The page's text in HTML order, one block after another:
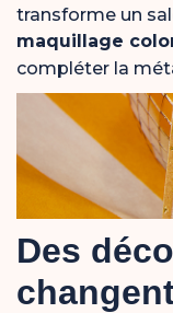
transforme un
maquillage
compléter la
Des